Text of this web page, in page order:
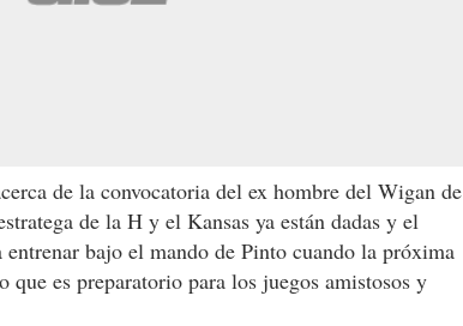
de la convocatoria del ex hombre del Wigan de
de la H y el Kansas ya están dadas y el
entrenar bajo el mando de Pinto cuando la próxima
que es preparatorio para los juegos amistosos y